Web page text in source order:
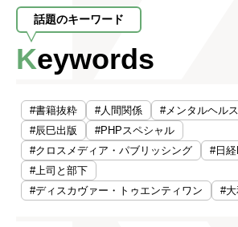
話題のキーワード
Keywords
#書籍抜粋 #人間関係
#メンタルヘルス
#辰巳出版
#PHPスペシャル
#クロスメディア・パブリッシング
#日
#上司と部下
#ディスカヴァー・トゥエンティワン
#